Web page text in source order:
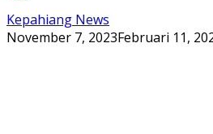
Kepahiang News
November 7, 2023Februari 11,